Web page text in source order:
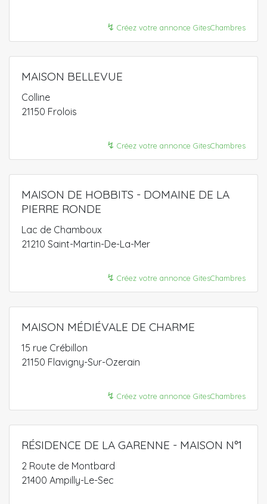
↯ Créez votre annonce GitesChambres
MAISON BELLEVUE
Colline
21150 Frolois
↯ Créez votre annonce GitesChambres
MAISON DE HOBBITS - DOMAINE DE LA
PIERRE RONDE
Lac de Chamboux
21210 Saint-Martin-De-La-Mer
↯ Créez votre annonce GitesChambres
MAISON MÉDIÉVALE DE CHARME
15 rue Crébillon
21150 Flavigny-Sur-Ozerain
↯ Créez votre annonce GitesChambres
RÉSIDENCE DE LA GARENNE - MAISON N°1
2 Route de Montbard
21400 Ampilly-Le-Sec